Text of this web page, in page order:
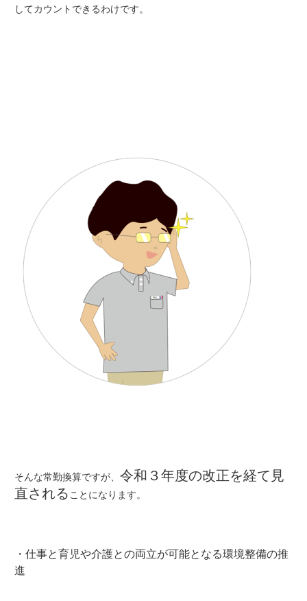
してカウントできるわけです。
そんな常勤換算ですが、 令和３年度の改正を経て見
直されることになります。
・仕事と育児や介護との両立が可能となる環境整備の推
進